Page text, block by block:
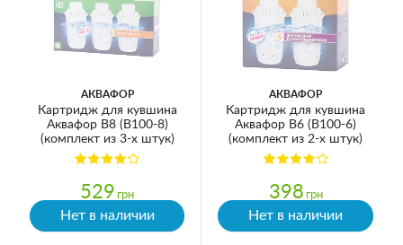
АКВАФОР
Картридж для кувшина
Аквафор В8 (В100-8)
(комплект из 3-х штук)
529 грн
Нет в наличии
АКВАФОР
Картридж для кувшина
Аквафор В6 (В100-6)
(комплект из 2-х штук)
398 грн
Нет в наличии